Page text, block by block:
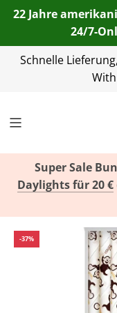
22 Jahre
24/7-
Schnelle
Telefon:+49(0)821
heritage.de|
Super Sale
Daylights für 20 €
-37%